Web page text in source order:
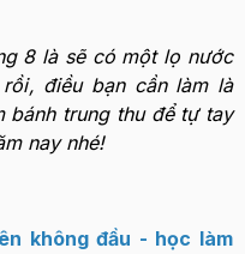
8 là sẽ có một lọ nước
điều bạn cần làm là
bánh trung thu để tự tay
nay nhé!
không đầu - học làm